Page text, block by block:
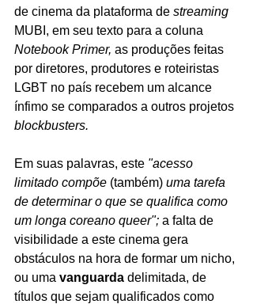
de cinema da plataforma de streaming
MUBI, em seu texto para a coluna
Notebook Primer, as produções feitas
por diretores, produtores e roteiristas
LGBT no país recebem um alcance
ínfimo se comparados a outros projetos
blockbusters.
Em suas palavras, este "acesso
limitado compõe (também) uma tarefa
de determinar o que se qualifica como
um longa coreano queer"; a falta de
visibilidade a este cinema gera
obstáculos na hora de formar um nicho,
ou uma vanguarda delimitada, de
títulos que sejam qualificados como